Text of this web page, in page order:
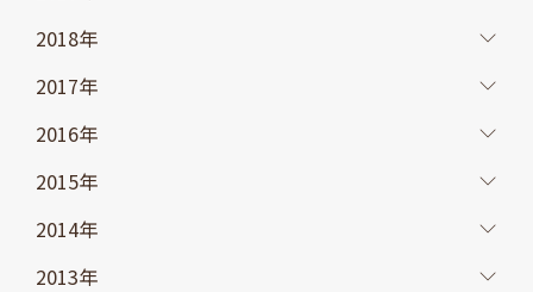
2018年
2017年
2016年
2015年
2014年
2013年